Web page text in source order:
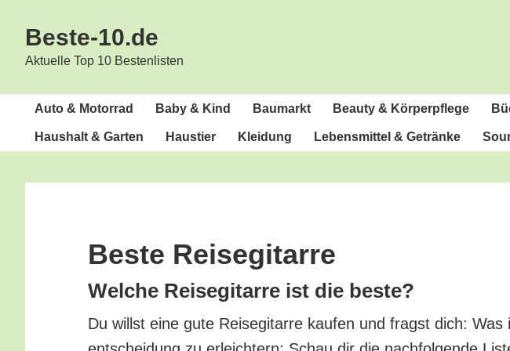
Hauptnavigation
springen
Inhalt
springen
Beste-10.de
Aktuelle Top 10 Bestenlisten
Auto & Motorrad Baby & Kind Bau­markt Beau­ty & Körperpflege
Haus­halt & Garten Haus­tier Klei­dung Lebens­mit­tel & Getränke
Bes­te Reisegitarre
Wel­che Rei­se­gi­tar­re ist die beste?
Du willst eine gute Rei­se­gi­tar­re kau­fen und fragst dich: